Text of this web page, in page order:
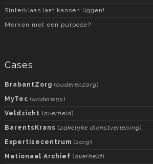
Sinterklaas laat kansen liggen!
Merken met een purpose?
Cases
BrabantZorg (ouderenzorg)
MyTec (onderwijs )
Veldzicht (overheid)
BarentsKrans (zakelijke dienstverlening)
Expertisecentrum (zorg)
Nationaal Archief (overheid)